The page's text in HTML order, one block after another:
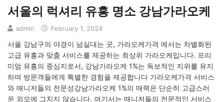
서울의 럭셔리 유흥 명소 강남가라오케
admin February 1, 2024
서울 강남구의 야경이 넘실대는 곳, 가라오케가격 에서는 차별화된
고급 유흥과 맞춤 서비스를 제공하는 최상위 가라오케입니다. 프리
미엄 유흥의 중심지로서, 강남가라오케 1%는 독보적인 지위를 유지
하며 방문객들에게 특별한 경험을 제공합니다 가라오케가격 서비스
와 매니저들의 전문성강남가라오케 1%의 매력은 단순히 고급스러
운 외모에 그치지 않습니다. 여기서는 매니저들의 전문적인 서비스